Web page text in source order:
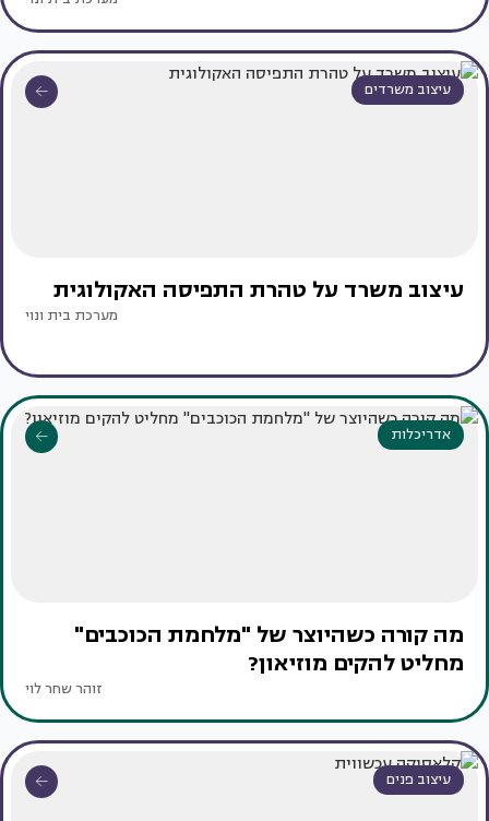
עיצוב משרדים
עיצוב משרד על טהרת התפיסה האקולוגית
מערכת בית ונוי
אדריכלות
מה קורה כשהיוצר של "מלחמת הכוכבים"
מחליט להקים מוזיאון?
זוהר שחר לוי
עיצוב פנים